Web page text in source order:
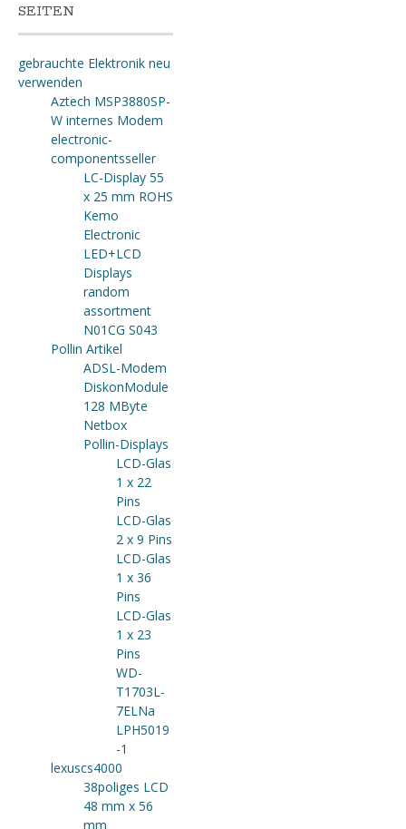
SEITEN
gebrauchte Elektronik neu
verwenden
Aztech MSP3880SP-
W internes Modem
electronic-
componentsseller
LC-Display 55
x 25 mm ROHS
Kemo
Electronic
LED+LCD
Displays
random
assortment
N01CG S043
Pollin Artikel
ADSL-Modem
DiskonModule
128 MByte
Netbox
Pollin-Displays
LCD-Glas
1 x 22
Pins
LCD-Glas
2 x 9 Pins
LCD-Glas
1 x 36
Pins
LCD-Glas
1 x 23
Pins
WD-
T1703L-
7ELNa
LPH5019
-1
lexuscs4000
38poliges LCD
48 mm x 56
mm